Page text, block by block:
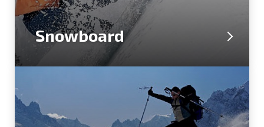
Snowboard